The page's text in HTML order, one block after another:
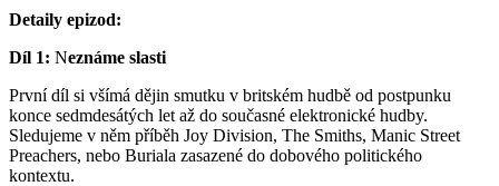
Detaily epizod:
Díl 1: Neznáme slasti
První díl si všímá dějin smutku v britském hudbě od postpunku
konce sedmdesátých let až do současné elektronické hudby.
Sledujeme v něm příběh Joy Division, The Smiths, Manic Street
Preachers, nebo Buriala zasazené do dobového politického
kontextu.